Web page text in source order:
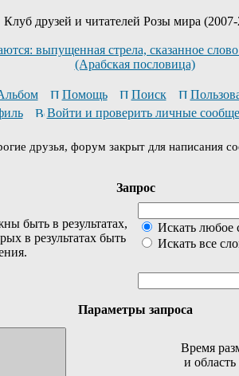
Клуб друзей и читателей Розы мира (2007-
выпущенная стрела, сказанное
(Арабская пословица)
Помощь Поиск
Войти и проверить личные
друзья, форум закрыт для написания
Запрос
быть в результатах,
в результатах быть
Искать любое
Искать все
Параметры запроса
Время
и